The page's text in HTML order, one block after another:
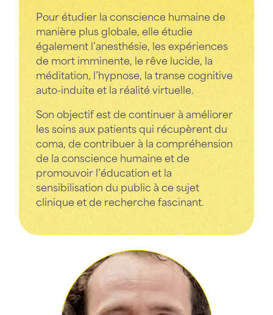
Pour étudier la conscience humaine de
manière plus globale, elle étudie
également l’anesthésie, les expériences
de mort imminente, le rêve lucide, la
méditation, l’hypnose, la transe cognitive
auto-induite et la réalité virtuelle.
Son objectif est de continuer à améliorer
les soins aux patients qui récupèrent du
coma, de contribuer à la compréhension
de la conscience humaine et de
promouvoir l’éducation et la
sensibilisation du public à ce sujet
clinique et de recherche fascinant.